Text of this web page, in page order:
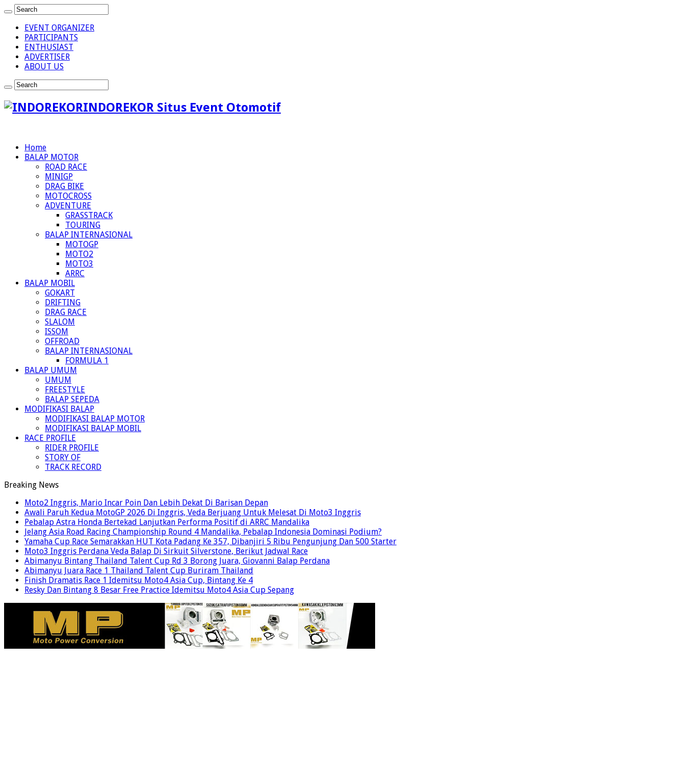
EVENT ORGANIZER
PARTICIPANTS
ENTHUSIAST
ADVERTISER
ABOUT US
INDOREKOR Situs Event Otomotif
Home
BALAP MOTOR
ROAD RACE
MINIGP
DRAG BIKE
MOTOCROSS
ADVENTURE
GRASSTRACK
TOURING
BALAP INTERNASIONAL
MOTOGP
MOTO2
MOTO3
ARRC
BALAP MOBIL
GOKART
DRIFTING
DRAG RACE
SLALOM
ISSOM
OFFROAD
BALAP INTERNASIONAL
FORMULA 1
BALAP UMUM
UMUM
FREESTYLE
BALAP SEPEDA
MODIFIKASI BALAP
MODIFIKASI BALAP MOTOR
MODIFIKASI BALAP MOBIL
RACE PROFILE
RIDER PROFILE
STORY OF
TRACK RECORD
Breaking News
Moto2 Inggris, Mario Incar Poin Dan Lebih Dekat Di Barisan Depan
Awali Paruh Kedua MotoGP 2026 Di Inggris, Veda Berjuang Untuk Melesat Di Moto3 Inggris
Pebalap Astra Honda Bertekad Lanjutkan Performa Positif di ARRC Mandalika
Jelang Asia Road Racing Championship Round 4 Mandalika, Pebalap Indonesia Dominasi Podium?
Yamaha Cup Race Semarakkan HUT Kota Padang Ke 357, Dibanjiri 5 Ribu Pengunjung Dan 500 Starter
Moto3 Inggris Perdana Veda Balap Di Sirkuit Silverstone, Berikut Jadwal Race
Abimanyu Bintang Thailand Talent Cup Rd 3 Borong Juara, Giovanni Balap Perdana
Abimanyu Juara Race 1 Thailand Talent Cup Buriram Thailand
Finish Dramatis Race 1 Idemitsu Moto4 Asia Cup, Bintang Ke 4
Resky Dan Bintang 8 Besar Free Practice Idemitsu Moto4 Asia Cup Sepang